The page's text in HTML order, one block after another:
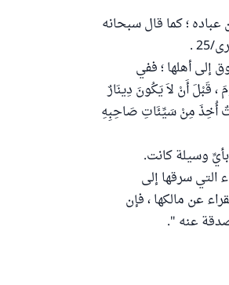
؛ كما قال سبحانه
.
إلى أهلها ؛ ففي
قَبْلَ أَنْ لاَ يَكُونَ دِينَارٌ
أُخِذَ مِنْ سَيِّئَاتِ صَاحِبِهِ
وسيلة كانت.
الأشياء التي سرقها إلى
عن مالكها ، فإن
عنه ".